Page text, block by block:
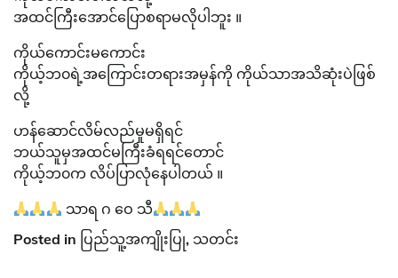
အထင်ကြီးအောင်ပြောစရာမလိုပါဘူး ။
ကိုယ်ကောင်းမကောင်း
ကိုယ့်ဘ၀ရဲ့အကြောင်းတရားအမှန်ကို ကိုယ်သာအသိဆုံးပဲဖြစ်
လို့
ဟန်ဆောင်လိမ်လည်မှုမရှိရင်
ဘယ်သူမှအထင်မကြီးခံရရင်တောင်
ကိုယ့်ဘ၀က လိပ်ပြာလုံနေပါတယ် ။
သာရ ဂ ဝေ သီ
Posted in ပြည်သူ့အကျိုးပြု, သတင်း